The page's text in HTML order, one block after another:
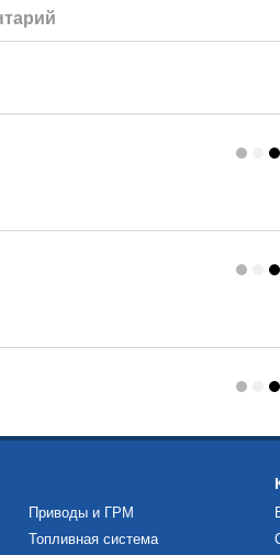
Приводы и ГРМ
Топливная система